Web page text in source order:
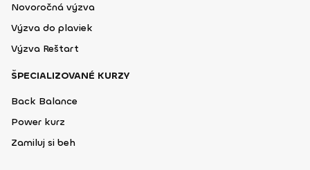
Novoročná výzva
Výzva do plaviek
Výzva Reštart
ŠPECIALIZOVANÉ KURZY
Back Balance
Power kurz
Zamiluj si beh